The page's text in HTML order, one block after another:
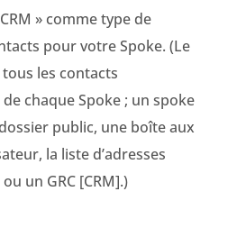
» comme type de
pour votre Spoke. (Le
les contacts
chaque Spoke ; un spoke
public, une boîte aux
la liste d’adresses
un GRC [CRM].)